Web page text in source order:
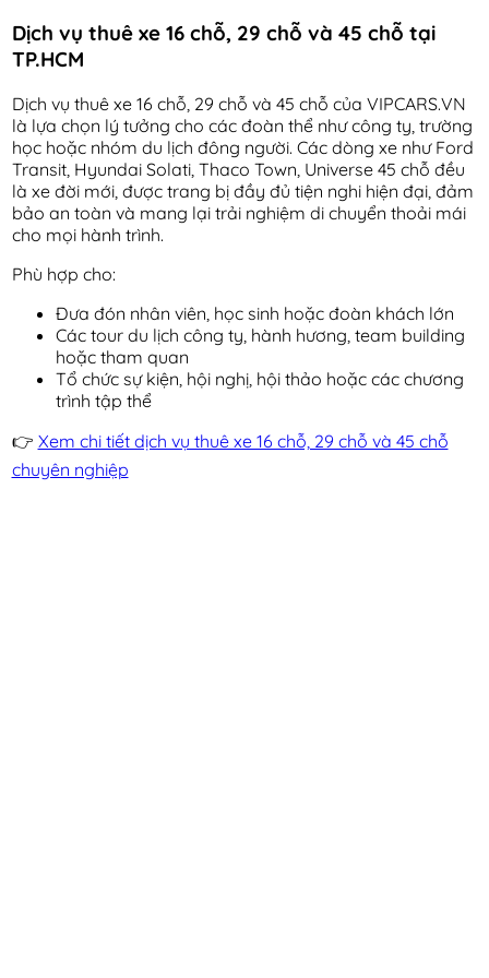
Dịch vụ thuê xe 16 chỗ, 29 chỗ và 45 chỗ tại
TP.HCM
Dịch vụ thuê xe 16 chỗ, 29 chỗ và 45 chỗ của VIPCARS.VN
là lựa chọn lý tưởng cho các đoàn thể như công ty, trường
học hoặc nhóm du lịch đông người. Các dòng xe như Ford
Transit, Hyundai Solati, Thaco Town, Universe 45 chỗ đều
là xe đời mới, được trang bị đầy đủ tiện nghi hiện đại, đảm
bảo an toàn và mang lại trải nghiệm di chuyển thoải mái
cho mọi hành trình.
Phù hợp cho:
Đưa đón nhân viên, học sinh hoặc đoàn khách lớn
Các tour du lịch công ty, hành hương, team building
hoặc tham quan
Tổ chức sự kiện, hội nghị, hội thảo hoặc các chương
trình tập thể
👉 Xem chi tiết dịch vụ thuê xe 16 chỗ, 29 chỗ và 45 chỗ
chuyên nghiệp